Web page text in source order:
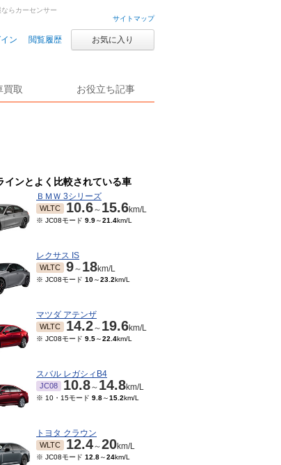
サイトマップ
ン 閲覧履歴 お気に入り
買取 お役立ち記事
らカーセンサー
インとよく比較されている車
ＢＭＷ 3シリーズ
WLTC 10.6～ 15.6km/L
※ JC08モード 9.9～21.4km/L
レクサス IS
WLTC 9～ 18km/L
※ JC08モード 10～23.2km/L
マツダ アテンザ
WLTC 14.2～ 19.6km/L
※ JC08モード 9.5～22.4km/L
スバル レガシィB4
JC08 10.8～ 14.8km/L
※ 10・15モード 9.8～15.2km/L
トヨタ クラウン
WLTC 12.4～20km/L
※ JC08モード 12.8～24km/L